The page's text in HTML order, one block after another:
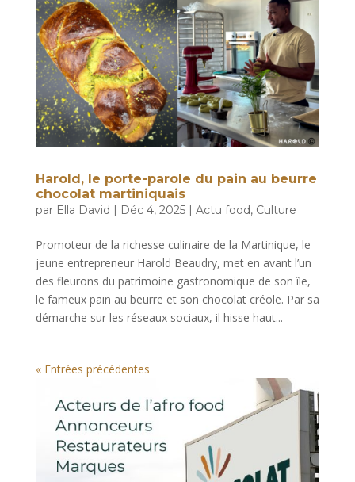
Harold, le porte-parole du pain au beurre
chocolat martiniquais
par Ella David | Déc 4, 2025| Actu food, Culture
Promoteur de la richesse culinaire de la Martinique, le
jeune entrepreneur Harold Beaudry, met en avant l’un
des fleurons du patrimoine gastronomique de son île,
le fameux pain au beurre et son chocolat créole. Par sa
démarche sur les réseaux sociaux, il hisse haut...
« Entrées précédentes